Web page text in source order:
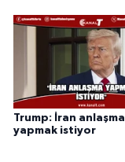
Trump: İran anlaşma
yapmak istiyor